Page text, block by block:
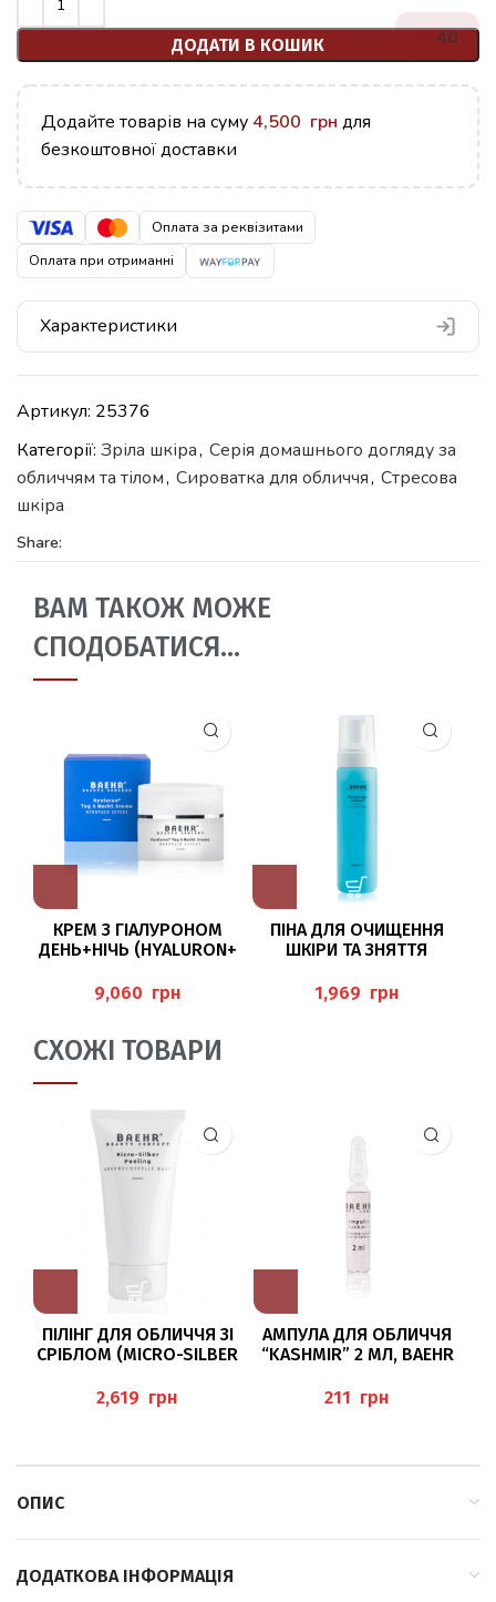
ДОДАТИ В КОШИК 40
Додайте товарів на суму 4,500 грн для
безкоштовної доставки
Оплата за реквізитами
Оплата при отриманні
Характеристики
Артикул: 25376
Категорії: Зріла шкіра, Серія домашнього догляду за
обличчям та тілом, Сироватка для обличчя, Стресова
шкіра
Share:
ВАМ ТАКОЖ МОЖЕ
СПОДОБАТИСЯ…
КРЕМ З ГІАЛУРОНОМ
ДЕНЬ+НІЧЬ (HYALURON+
МЛ BAEHR
грн
ПІНА ДЛЯ ОЧИЩЕННЯ
ШКІРИ ТА ЗНЯТТЯ
грн
СХОЖІ ТОВАРИ
ПІЛІНГ ДЛЯ ОБЛИЧЧЯ ЗІ
СРІБЛОМ (MICRO-SILBER
грн
АМПУЛА ДЛЯ ОБЛИЧЧЯ
“KASHMIR” 2 МЛ, BAEHR
грн
ОПИС
ДОДАТКОВА ІНФОРМАЦІЯ